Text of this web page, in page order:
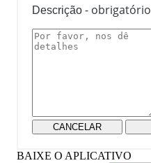
Descrição - obrigatório
CANCELAR
BAIXE O APLICATIVO